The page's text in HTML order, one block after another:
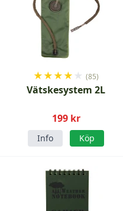
★★★★ ★ (85)
Vätskesystem 2L
199 kr
Info Köp